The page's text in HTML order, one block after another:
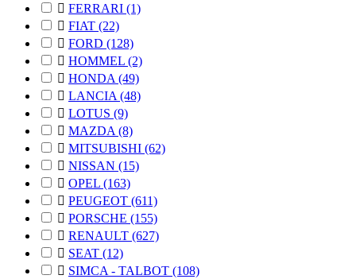
 FERRARI (1)
 FIAT (22)
 FORD (128)
 HOMMEL (2)
 HONDA (49)
 LANCIA (48)
 LOTUS (9)
 MAZDA (8)
 MITSUBISHI (62)
 NISSAN (15)
 OPEL (163)
 PEUGEOT (611)
 PORSCHE (155)
 RENAULT (627)
 SEAT (12)
 SIMCA - TALBOT (108)